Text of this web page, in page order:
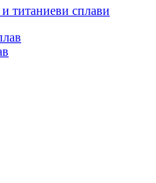
титаниеви сплави